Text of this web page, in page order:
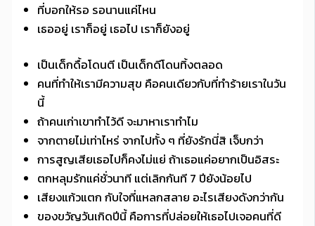
ที่บอกให้รอ รอนานแค่ไหน
เธออยู่ เราก็อยู่ เธอไป เราก็ยังอยู่
เป็นเด็กดื้อโดนตี เป็นเด็กดีโดนทิ้งตลอด
คนที่ทำให้เรามีความสุข คือคนเดียวกับที่ทำร้ายเราในวัน
นี้
ถ้าคนเก่าเขาทำไว้ดี จะมาหาเราทำไม
จากตายไม่เท่าไหร่ จากไปทั้ง ๆ ที่ยังรักนี่สิ เจ็บกว่า
การสูญเสียเธอไปก็คงไม่แย่ ถ้าเธอแค่อยากเป็นอิสระ
ตกหลุมรักแค่ชั่วนาที แต่เลิกกันที 7 ปียังน้อยไป
เสียงแก้วแตก กับใจที่แหลกสลาย อะไรเสียงดังกว่ากัน
ของขวัญวันเกิดปีนี้ คือการที่ปล่อยให้เธอไปเจอคนที่ดี